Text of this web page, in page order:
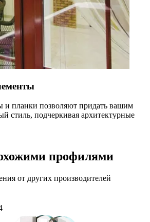
и планки позволяют придать вашим
стиль, подчеркивая архитектурные
профилями
от других производителей